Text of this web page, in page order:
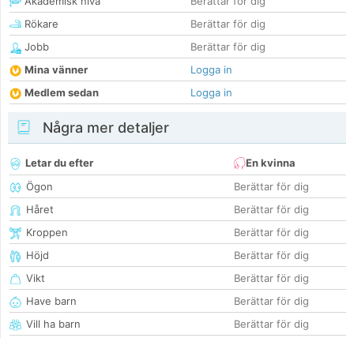
Rökare
Berättar för dig
Jobb
Berättar för dig
Mina vänner
Logga in
Medlem sedan
Logga in
Några mer detaljer
Letar du efter
En kvinna
Ögon
Berättar för dig
Håret
Berättar för dig
Kroppen
Berättar för dig
Höjd
Berättar för dig
Vikt
Berättar för dig
Have barn
Berättar för dig
Vill ha barn
Berättar för dig